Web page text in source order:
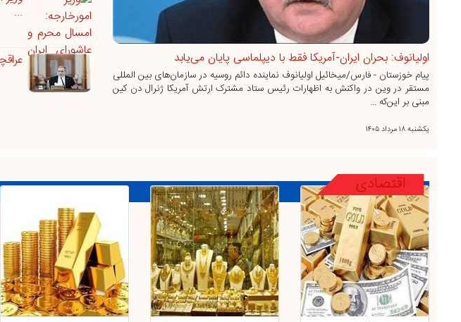
اولیانوف: بحران ایران-آمریکا فقط با دیپلماسی پایان می‌یابد
پیام خوزستان - فارس/میخائیل اولیانوف نماینده دائم روسیه در سازمان‌های بین المللی
مستقر در وین در واکنش به اظهارات رئیس ستاد مشترک ارتش آمریکا ژنرال دن کین
مبنی بر این‌که ...
يکشنبه ۱۸ مرداد ۱۴۰۵
...
اقتصادی